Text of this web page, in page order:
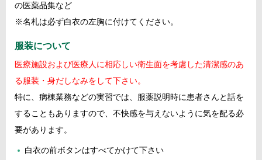
の医薬品集など
※名札は必ず白衣の左胸に付けてください。
服装について
医療施設および医療人に相応しい衛生面を考慮した清潔感のあ
る服装・身だしなみをして下さい。
特に、病棟業務などの実習では、服薬説明時に患者さんと話を
することもありますので、不快感を与えないように気を配る必
要があります。
白衣の前ボタンはすべてかけて下さい